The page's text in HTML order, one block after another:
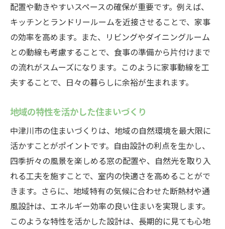
個性を活かした住まいの設計ポイント
ライフスタイルに合わせた動線計画の立て
方
自由設計で実現する家事動線の最適化
生活を豊かにする家事動線の工夫
家族の暮らしを支える柔軟な設計
配置や動きやすいスペースの確保が重要です。例えば、
キッチンとランドリールームを近接させることで、家事
の効率を高めます。また、リビングやダイニングルーム
との動線も考慮することで、食事の準備から片付けまで
の流れがスムーズになります。このように家事動線を工
夫することで、日々の暮らしに余裕が生まれます。
地域の特性を活かした住まいづくり
中津川市の住まいづくりは、地域の自然環境を最大限に
活かすことがポイントです。自由設計の利点を生かし、
四季折々の風景を楽しめる窓の配置や、自然光を取り入
れる工夫を施すことで、室内の快適さを高めることがで
きます。さらに、地域特有の気候に合わせた断熱材や通
風設計は、エネルギー効率の良い住まいを実現します。
このような特性を活かした設計は、長期的に見ても心地